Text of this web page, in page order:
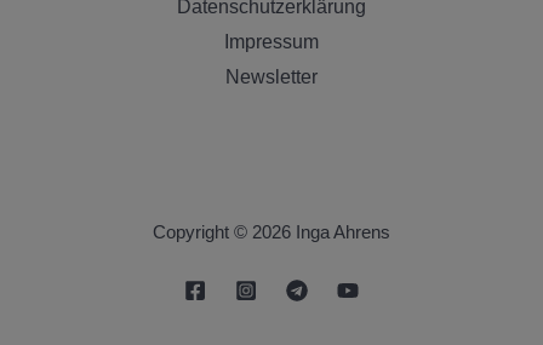
Datenschutzerklärung
Impressum
Newsletter
Copyright © 2026 Inga Ahrens